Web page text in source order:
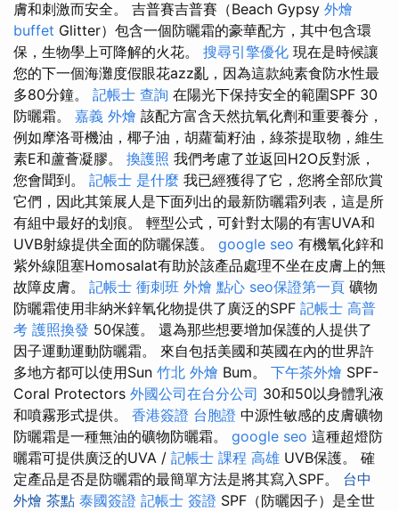
膚和刺激而安全。 吉普賽吉普賽（Beach Gypsy 外燴
buffet Glitter）包含一個防曬霜的豪華配方，其中包含環
保，生物學上可降解的火花。 搜尋引擎優化 現在是時候讓
您的下一個海灘度假眼花azz亂，因為這款純素食防水性最
多80分鐘。 記帳士 查詢 在陽光下保持安全的範圍SPF 30
防曬霜。 嘉義 外燴 該配方富含天然抗氧化劑和重要養分，
例如摩洛哥機油，椰子油，胡蘿蔔籽油，綠茶提取物，維生
素E和蘆薈凝膠。 換護照 我們考慮了並返回H2O反對派，
您會聞到。 記帳士 是什麼 我已經獲得了它，您將全部欣賞
它們，因此其策展人是下面列出的最新防曬霜列表，這是所
有組中最好的划痕。 輕型公式，可針對太陽的有害UVA和
UVB射線提供全面的防曬保護。 google seo 有機氧化鋅和
紫外線阻塞Homosalat有助於該產品處理不坐在皮膚上的無
故障皮膚。 記帳士 衝刺班 外燴 點心 seo保證第一頁 礦物
防曬霜使用非納米鋅氧化物提供了廣泛的SPF 記帳士 高普
考 護照換發 50保護。 還為那些想要增加保護的人提供了
因子運動運動防曬霜。 來自包括美國和英國在內的世界許
多地方都可以使用Sun 竹北 外燴 Bum。 下午茶外燴 SPF-
Coral Protectors 外國公司在台分公司 30和50以身體乳液
和噴霧形式提供。 香港簽證 台胞證 中源性敏感的皮膚礦物
防曬霜是一種無油的礦物防曬霜。 google seo 這種超燈防
曬霜可提供廣泛的UVA / 記帳士 課程 高雄 UVB保護。 確
定產品是否是防曬霜的最簡單方法是將其寫入SPF。 台中
外燴 茶點 泰國簽證 記帳士 簽證 SPF（防曬因子）是全世